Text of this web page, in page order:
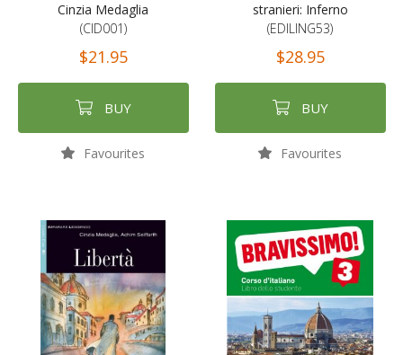
Cinzia Medaglia
(CID001)
$21.95
BUY
Favourites
stranieri: Inferno
(EDILING53)
$28.95
BUY
Favourites